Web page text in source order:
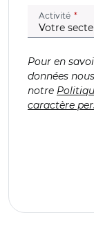
Activité
Pour en
données
notre
caractère